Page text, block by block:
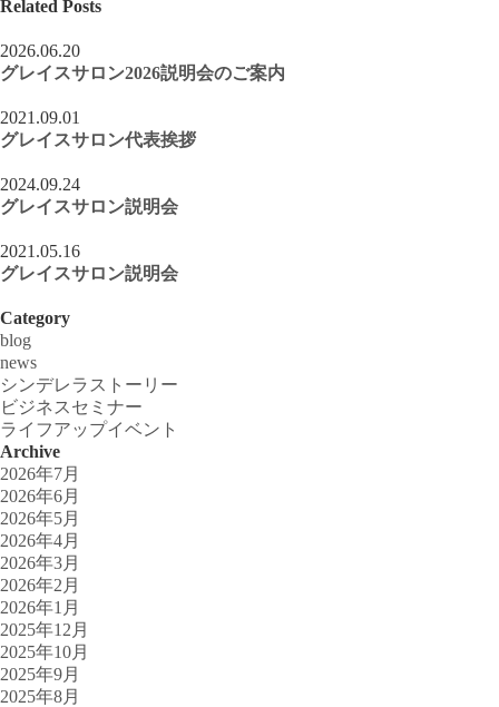
Related Posts
2026.06.20
グレイスサロン2026説明会のご案内
2021.09.01
グレイスサロン代表挨拶
2024.09.24
グレイスサロン説明会
2021.05.16
グレイスサロン説明会
Category
blog
news
シンデレラストーリー
ビジネスセミナー
ライフアップイベント
Archive
2026年7月
2026年6月
2026年5月
2026年4月
2026年3月
2026年2月
2026年1月
2025年12月
2025年10月
2025年9月
2025年8月